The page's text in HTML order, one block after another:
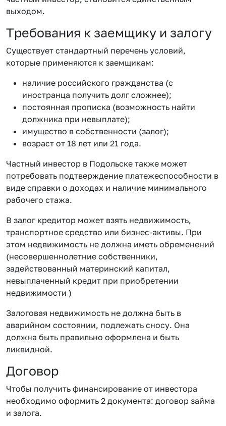
выходом.
Требования к заемщику и залогу
Существует стандартный перечень условий,
которые применяются к заемщикам:
наличие российского гражданства (с
иностранца получить долг сложнее);
постоянная прописка (возможность найти
должника при невыплате);
имущество в собственности (залог);
возраст от 18 лет или 21 года.
Частный инвестор в Подольске также может
потребовать подтверждение платежеспособности в
виде справки о доходах и наличие минимального
рабочего стажа.
В залог кредитор может взять недвижимость,
транспортное средство или бизнес-активы. При
этом недвижимость не должна иметь обременений
(несовершеннолетние собственники,
задействованный материнский капитал,
невыплаченный кредит при приобретении
недвижимости )
Залоговая недвижимость не должна быть в
аварийном состоянии, подлежать сносу. Она
должна быть правильно оформлена и быть
ликвидной.
Договор
Чтобы получить финансирование от инвестора
необходимо оформить 2 документа: договор займа
и залога.